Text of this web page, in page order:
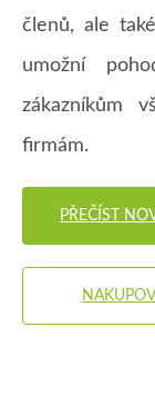
členů, ale
umožní
zákazníkům
firmám.
PŘEČÍST